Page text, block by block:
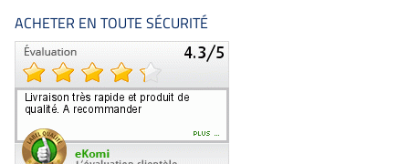
ACHETER EN TOUTE SÉCURITÉ